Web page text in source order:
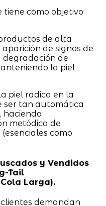
tiene como objetivo
de alta
de signos de
de
la piel
piel radica en la
ser tan automática
haciendo
metódica de
como
y Vendidos
Tail
Larga).
clientes demandan